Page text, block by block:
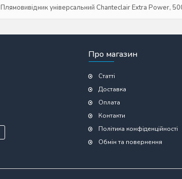
Плямовивідник універсальний Chanteclair Extra Power,
Про магазин
Статті
Доставка
Оплата
Контакти
Політика конфіденційності
Обмін та повернення